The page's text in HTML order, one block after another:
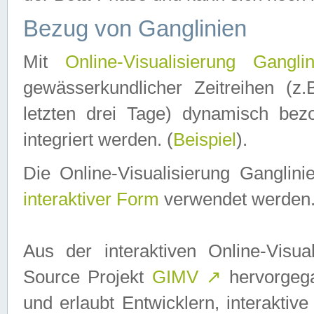
Bezug von Ganglinien
Mit Online-Visualisierung
gewässerkundlicher Zeitreihen
letzten drei Tage) dynamisch
integriert werden. (Beispiel ).
Die Online-Visualisierung
interaktiver Form verwendet
Aus der interaktiven Online-
Source Projekt GIMV ↗
und erlaubt Entwicklern,